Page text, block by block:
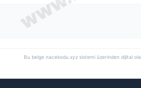
Bu belge nacekodu.xyz sistemi üzerinden dijital